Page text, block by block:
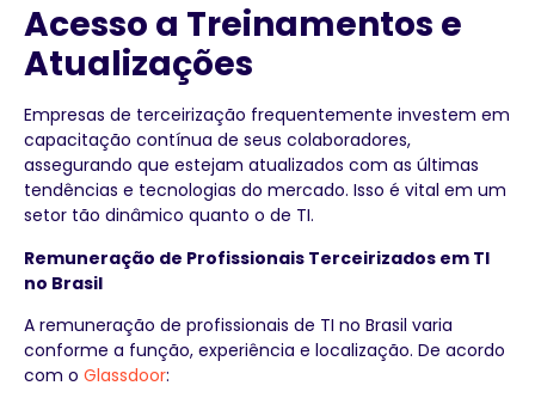
Acesso a Treinamentos e
Atualizações
Empresas de terceirização frequentemente investem em
capacitação contínua de seus colaboradores,
assegurando que estejam atualizados com as últimas
tendências e tecnologias do mercado. Isso é vital em um
setor tão dinâmico quanto o de TI.
Remuneração de Profissionais Terceirizados em TI
no Brasil
A remuneração de profissionais de TI no Brasil varia
conforme a função, experiência e localização. De acordo
com o Glassdoor: